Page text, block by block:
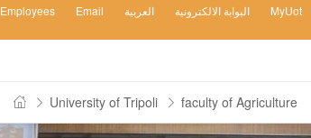
Employees Email العربية البوابة الالكترونية MyUot
University of Tripoli faculty of Agriculture